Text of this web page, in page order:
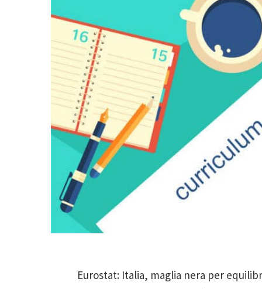
Eurostat: Italia, maglia nera per